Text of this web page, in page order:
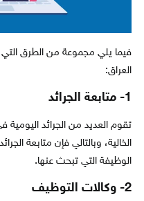
فيما يلي مجموعة من الطرق
العراق:
1- متابعة الجرائد
تقوم العديد من الجرائد
الخالية، وبالتالي فإن متابعة
الوظيفة التي تبحث عنها.
2- وكالات التوظيف